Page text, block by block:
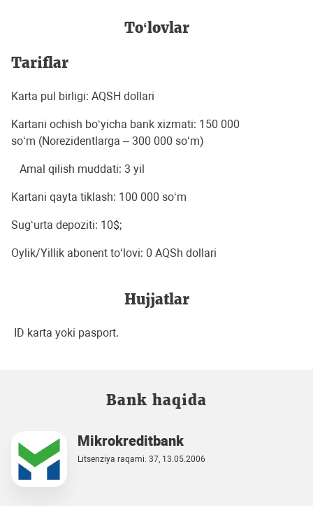
To‘lovlar
Tariflar
Karta pul birligi: AQSH dollari
Kartani ochish bo‘yicha bank xizmati: 150 000
so‘m (Norezidentlarga – 300 000 so‘m)
Amal qilish muddati: 3 yil
Kartani qayta tiklash: 100 000 so‘m
Sug‘urta depoziti: 10$;
Oylik/Yillik abonent to‘lovi: 0 AQSh dollari
Hujjatlar
ID karta yoki pasport.
Bank haqida
Mikrokreditbank
Litsenziya raqami: 37, 13.05.2006